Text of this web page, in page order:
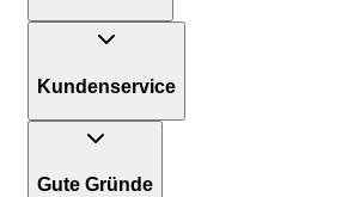
Kundenservice
Gute Gründe